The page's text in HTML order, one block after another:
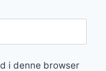
i denne browser